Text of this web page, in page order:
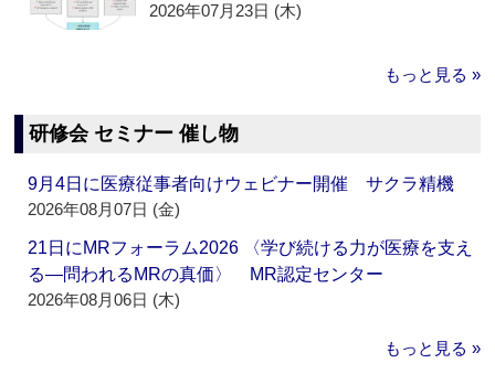
2026年07月23日 (木)
もっと見る »
研修会 セミナー 催し物
9月4日に医療従事者向けウェビナー開催 サクラ精機
2026年08月07日 (金)
21日にMRフォーラム2026 〈学び続ける力が医療を支え
る―問われるMRの真価〉 MR認定センター
2026年08月06日 (木)
もっと見る »